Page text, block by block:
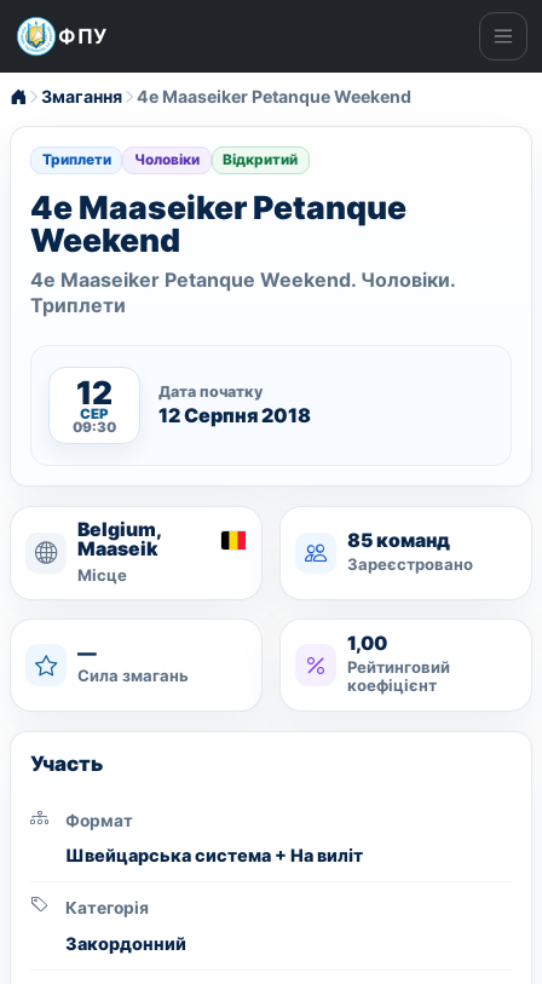
ФПУ
Змагання 4e Maaseiker Petanque Weekend
Триплети Чоловіки Відкритий
4e Maaseiker Petanque
Weekend
4e Maaseiker Petanque Weekend. Чоловіки.
Триплети
12
СЕР
09:30
Дата початку
12 Серпня 2018
Belgium,
Maaseik
Місце
85 команд
Зареєстровано
—
Сила змагань
1,00
Рейтинговий
коефіцієнт
Участь
Формат
Швейцарська система + На виліт
Категорія
Закордонний